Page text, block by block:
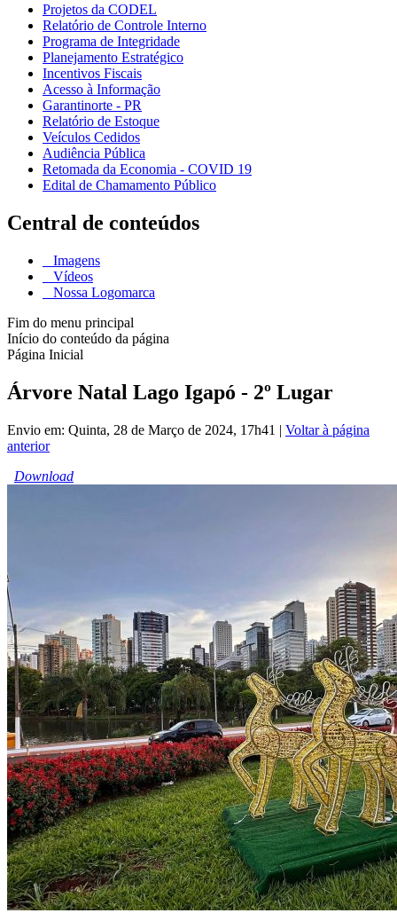
Projetos da CODEL
Relatório de Controle Interno
Programa de Integridade
Planejamento Estratégico
Incentivos Fiscais
Acesso à Informação
Garantinorte - PR
Relatório de Estoque
Veículos Cedidos
Audiência Pública
Retomada da Economia - COVID 19
Edital de Chamamento Público
Central de conteúdos
Imagens
Vídeos
Nossa Logomarca
Fim do menu principal
Início do conteúdo da página
Página Inicial
Árvore Natal Lago Igapó - 2º Lugar
Envio em: Quinta, 28 de Março de 2024, 17h41 | Voltar à página
anterior
Download